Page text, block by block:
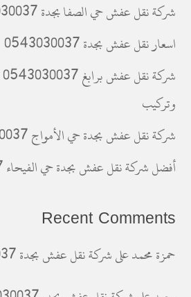
شركة نقل عفش حي الصفا بجدة 0543030037
اسعار نقل عفش بجدة 0543030037
وتركيب
شركة نقل عفش بجدة حي الأمواج 0543030037
أفضل شركة نقل عفش بجدة حي الفيحاء 0543030037
Recent Comments
حمزة محمدعلىشركة نقل عفش بجدة 0543030037